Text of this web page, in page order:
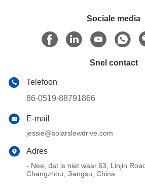
Sociale media
Snel contact
Telefoon
86-0519-88791866
E-mail
jessie@solarslewdrive.com
Adres
- Nee, dat is niet waar.63, Linjin
Changzhou, Jiangsu, China